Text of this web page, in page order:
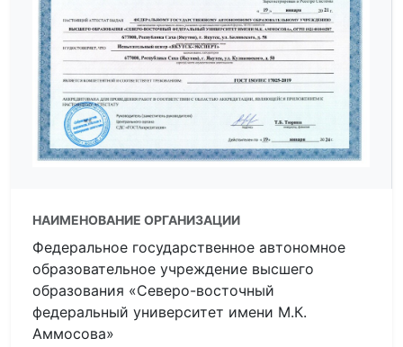
НАИМЕНОВАНИЕ ОРГАНИЗАЦИИ
Федеральное государственное автономное
образовательное учреждение высшего
образования «Северо-восточный
федеральный университет имени М.К.
Аммосова»